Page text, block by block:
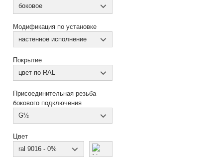
боковое
Модификация по установке
настенное исполнение
Покрытие
цвет по RAL
Присоединительная резьба
бокового подключения
G½
Цвет
ral 9016 - 0%